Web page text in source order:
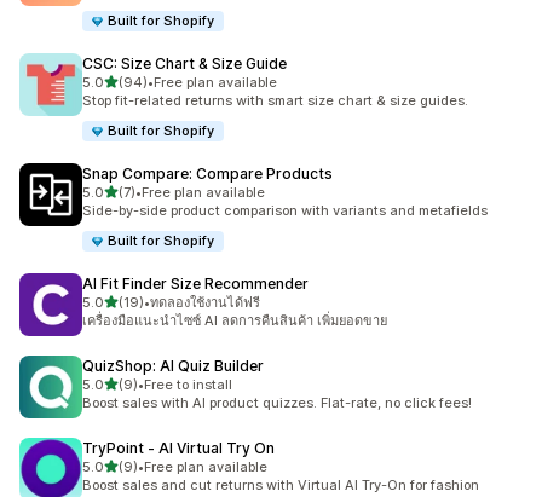
Built for Shopify
CSC: Size Chart & Size Guide
5.0เต็ม 5 ดาว
(94)
ทั้งหมด 94 รีวิว
•Free plan available
Stop fit-related returns with smart size chart & size guides.
Built for Shopify
Snap Compare: Compare Products
5.0เต็ม 5 ดาว
(7)
ทั้งหมด 7 รีวิว
•Free plan available
Side-by-side product comparison with variants and metafields
Built for Shopify
AI Fit Finder Size Recommender
5.0เต็ม 5 ดาว
(19)
ทั้งหมด 19 รีวิว
•ทดลองใช้งานได้ฟรี
เครื่องมือแนะนำไซซ์ AI ลดการคืนสินค้า เพิ่มยอดขาย
QuizShop: AI Quiz Builder
5.0เต็ม 5 ดาว
(9)
ทั้งหมด 9 รีวิว
•Free to install
Boost sales with AI product quizzes. Flat-rate, no click fees!
TryPoint ‑ AI Virtual Try On
5.0เต็ม 5 ดาว
(9)
ทั้งหมด 9 รีวิว
•Free plan available
Boost sales and cut returns with Virtual AI Try-On for fashion